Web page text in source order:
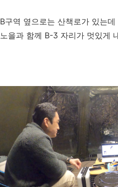
B구역 옆으로는 산책로가 있는
노을과 함께 B-3 자리가 멋있게